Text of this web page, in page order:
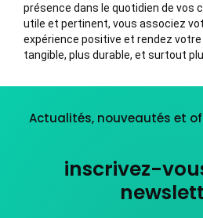
présence dans le quotidien de vos
utile et pertinent, vous associez
expérience positive et rendez
tangible, plus durable, et surtout
Actualités, nouveautés et
inscrivez-